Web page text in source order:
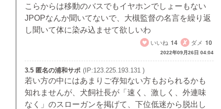
こらからは移動のバスでもイヤホンでしょーもない
JPOPなんか聞いてないで、大槻監督の名言を繰り返
し聞いて体に染み込ませて欲しいわ
いいね 14 ダメ 10
2022年09月26日 04:04
3.5 匿名の浦和サポ (IP:123.225.193.131 )
若い方の中にはあまりご存知ない方もおられるかも
知れませんが、犬飼社長が「速く、激しく、外連味
なく」のスローガンを掲げて、下位低迷から脱出し